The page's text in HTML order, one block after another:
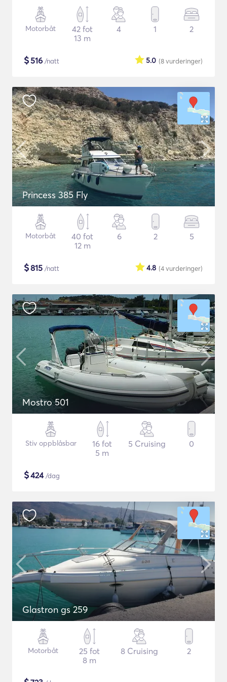
Motorbåt
42 fot
13 m
4 1 2
$516 /natt (8vurderinger)
5.0
Princess 385 Fly
Motorbåt
40 fot
12 m
6 2 5
$815 /natt (4vurderinger)
4.8
Mostro 501
Stiv oppblåsbar
16 fot
5 m
5 Cruising 0
$424/dag
Glastron gs 259
Motorbåt
25 fot
8 m
8 Cruising 2